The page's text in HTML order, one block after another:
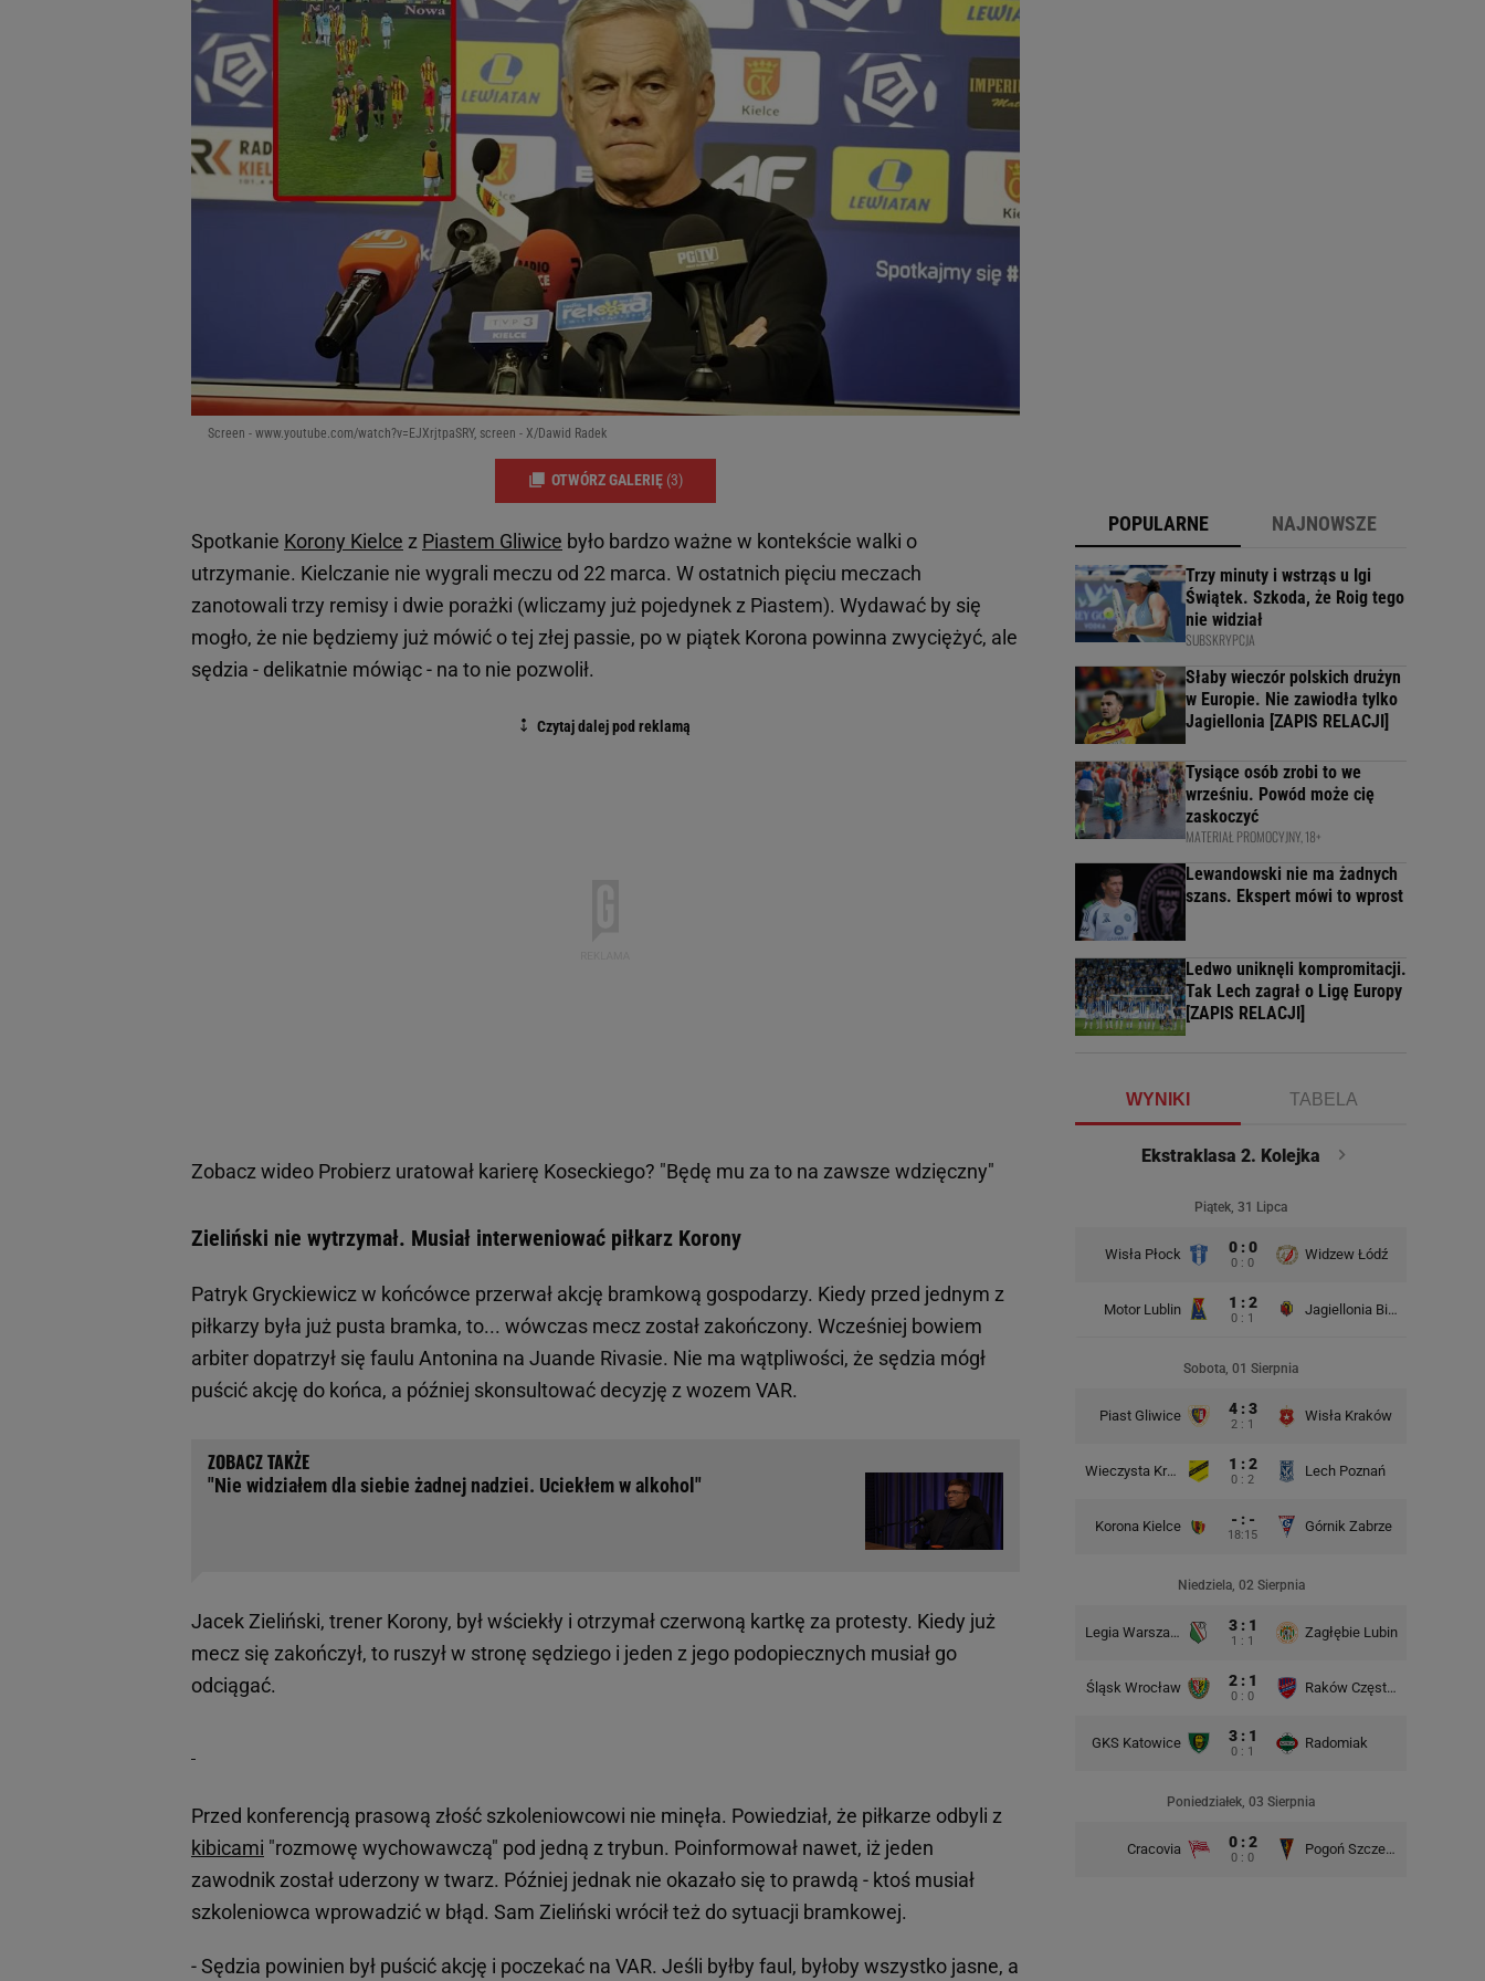
Screen - www.youtube.com/watch?v=EJXrjtpaSRY, screen - X/Dawid Radek
OTWÓRZ GALERIĘ (3)
Spotkanie Korony Kielce z Piastem Gliwice było bardzo ważne w kontekście walki o
utrzymanie. Kielczanie nie wygrali meczu od 22 marca. W ostatnich pięciu meczach
zanotowali trzy remisy i dwie porażki (wliczamy już pojedynek z Piastem). Wydawać by się
mogło, że nie będziemy już mówić o tej złej passie, po w piątek Korona powinna zwyciężyć, ale
sędzia - delikatnie mówiąc - na to nie pozwolił.
Zobacz wideo Probierz uratował karierę Koseckiego? "Będę mu za to na zawsze wdzięczny"
Zieliński nie wytrzymał. Musiał interweniować piłkarz Korony
Patryk Gryckiewicz w końcówce przerwał akcję bramkową gospodarzy. Kiedy przed jednym z
piłkarzy była już pusta bramka, to... wówczas mecz został zakończony. Wcześniej bowiem
arbiter dopatrzył się faulu Antonina na Juande Rivasie. Nie ma wątpliwości, że sędzia mógł
puścić akcję do końca, a później skonsultować decyzję z wozem VAR.
"Nie widziałem dla siebie żadnej nadziei. Uciekłem w alkohol"
Jacek Zieliński, trener Korony, był wściekły i otrzymał czerwoną kartkę za protesty. Kiedy już
mecz się zakończył, to ruszył w stronę sędziego i jeden z jego podopiecznych musiał go
odciągać.
Przed konferencją prasową złość szkoleniowcowi nie minęła. Powiedział, że piłkarze odbyli z
kibicami "rozmowę wychowawczą" pod jedną z trybun. Poinformował nawet, iż jeden
zawodnik został uderzony w twarz. Później jednak nie okazało się to prawdą - ktoś musiał
szkoleniowca wprowadzić w błąd. Sam Zieliński wrócił też do sytuacji bramkowej.
- Sędzia powinien był puścić akcję i poczekać na VAR. Jeśli byłby faul, byłoby wszystko jasne, a
POPULARNE NAJNOWSZE
Trzy minuty i wstrząs u Igi
Świątek. Szkoda, że Roig tego
nie widział
SUBSKRYPCJA
Słaby wieczór polskich drużyn
w Europie. Nie zawiodła tylko
Jagiellonia [ZAPIS RELACJI]
Tysiące osób zrobi to we
wrześniu. Powód może cię
zaskoczyć
MATERIAŁ PROMOCYJNY, 18+
Lewandowski nie ma żadnych
szans. Ekspert mówi to wprost
Ledwo uniknęli kompromitacji.
Tak Lech zagrał o Ligę Europy
[ZAPIS RELACJI]
WYNIKI TABELA
Ekstraklasa 2. Kolejka
Piątek, 31 Lipca
Wisła Płock 0 : 0
0 : 0
Widzew Łódź
Motor Lublin 1 : 2
0 : 1
Jagiellonia Białystok
Sobota, 01 Sierpnia
Piast Gliwice 4 : 3
2 : 1
Wisła Kraków
Wieczysta Kraków 1 : 2
0 : 2
Lech Poznań
Korona Kielce - : -
18:15
Górnik Zabrze
Niedziela, 02 Sierpnia
Legia Warszawa 3 : 1
1 : 1
Zagłębie Lubin
Śląsk Wrocław 2 : 1
0 : 0
Raków Częstochowa
GKS Katowice 3 : 1
0 : 1
Radomiak
Poniedziałek, 03 Sierpnia
Cracovia 0 : 2
0 : 0
Pogoń Szczecin